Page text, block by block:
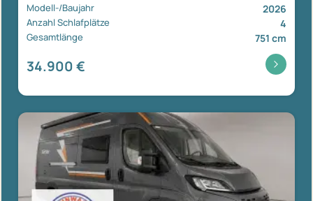
Modell-/Baujahr 2026
Anzahl Schlafplätze 4
Gesamtlänge 751 cm
34.900 €